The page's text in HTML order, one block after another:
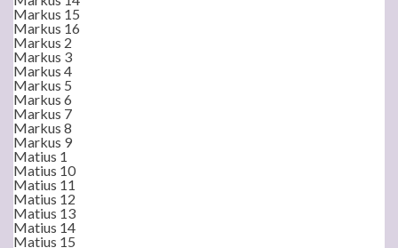
Markus 15
Markus 16
Markus 2
Markus 3
Markus 4
Markus 5
Markus 6
Markus 7
Markus 8
Markus 9
Matius 1
Matius 10
Matius 11
Matius 12
Matius 13
Matius 14
Matius 15